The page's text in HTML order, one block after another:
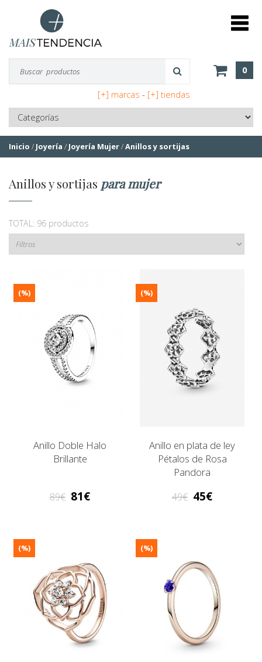
0
[+] marcas - [+] tiendas
Inicio / Joyería / Joyería Mujer/Anillos y sortijas
Anillos y sortijas para mujer
TOTAL: 96 productos
Anillo Doble Halo
Brillante
(%)
89 81
Anillo en plata de ley
Pétalos de Rosa
Pandora
(%)
49 45
(%) (%)